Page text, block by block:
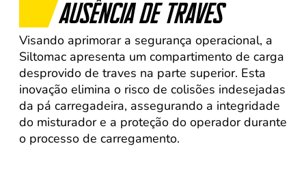
AUSÊNCIA DE TRAVES
Visando aprimorar a segurança operacional, a
Siltomac apresenta um compartimento de carga
desprovido de traves na parte superior. Esta
inovação elimina o risco de colisões indesejadas
da pá carregadeira, assegurando a integridade
do misturador e a proteção do operador durante
o processo de carregamento.